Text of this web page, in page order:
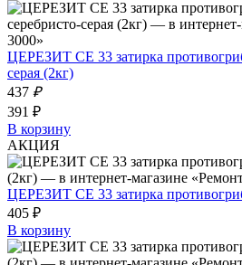
ЦЕРЕЗИТ СЕ 33 затирка
серая (2кг)
437 ₽
391 ₽
В корзину
АКЦИЯ
ЦЕРЕЗИТ СЕ 33 затирка
405 ₽
В корзину